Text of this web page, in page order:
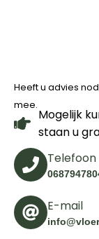
Heeft u advies
mee.
Mogelijk
staan u
Telefoon
E-mail